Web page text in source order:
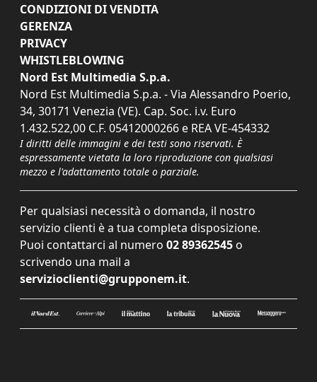
CONDIZIONI DI VENDITA
GERENZA
PRIVACY
WHISTLEBLOWING
Nord Est Multimedia S.p.a.
Nord Est Multimedia S.p.a. - Via Alessandro Poerio,
34, 30171 Venezia (VE). Cap. Soc. i.v. Euro
1.432.522,00 C.F. 05412000266 e REA VE-454332
I diritti delle immagini e dei testi sono riservati. È
espressamente vietata la loro riproduzione con qualsiasi
mezzo e l'adattamento totale o parziale.
Per qualsiasi necessità o domanda, il nostro
servizio clienti è a tua completa disposizione.
Puoi contattarci al numero 02 89362545 o
scrivendo una mail a
servizioclienti@grupponem.it.